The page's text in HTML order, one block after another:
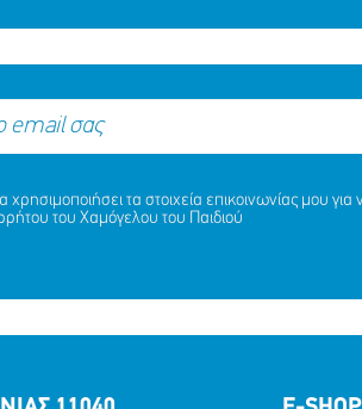
τα στοιχεία επικοινωνίας μου για
του Χαμόγελου του Παιδιού